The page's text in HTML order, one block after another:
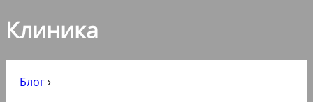
Клиника
Блог›